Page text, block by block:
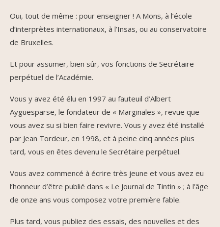
Oui, tout de même : pour enseigner ! A Mons, à l’école
d’interprètes internationaux, à l’Insas, ou au conservatoire
de Bruxelles.
Et pour assumer, bien sûr, vos fonctions de Secrétaire
perpétuel de l’Académie.
Vous y avez été élu en 1997 au fauteuil d’Albert
Ayguesparse, le fondateur de « Marginales », revue que
vous avez su si bien faire revivre. Vous y avez été installé
par Jean Tordeur, en 1998, et à peine cinq années plus
tard, vous en êtes devenu le Secrétaire perpétuel.
Vous avez commencé à écrire très jeune et vous avez eu
l’honneur d’être publié dans « Le Journal de Tintin » ; à l’âge
de onze ans vous composez votre première fable.
Plus tard, vous publiez des essais, des nouvelles et des